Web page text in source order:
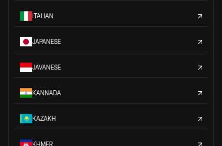
ITALIAN
JAPANESE
JAVANESE
KANNADA
KAZAKH
KHMER